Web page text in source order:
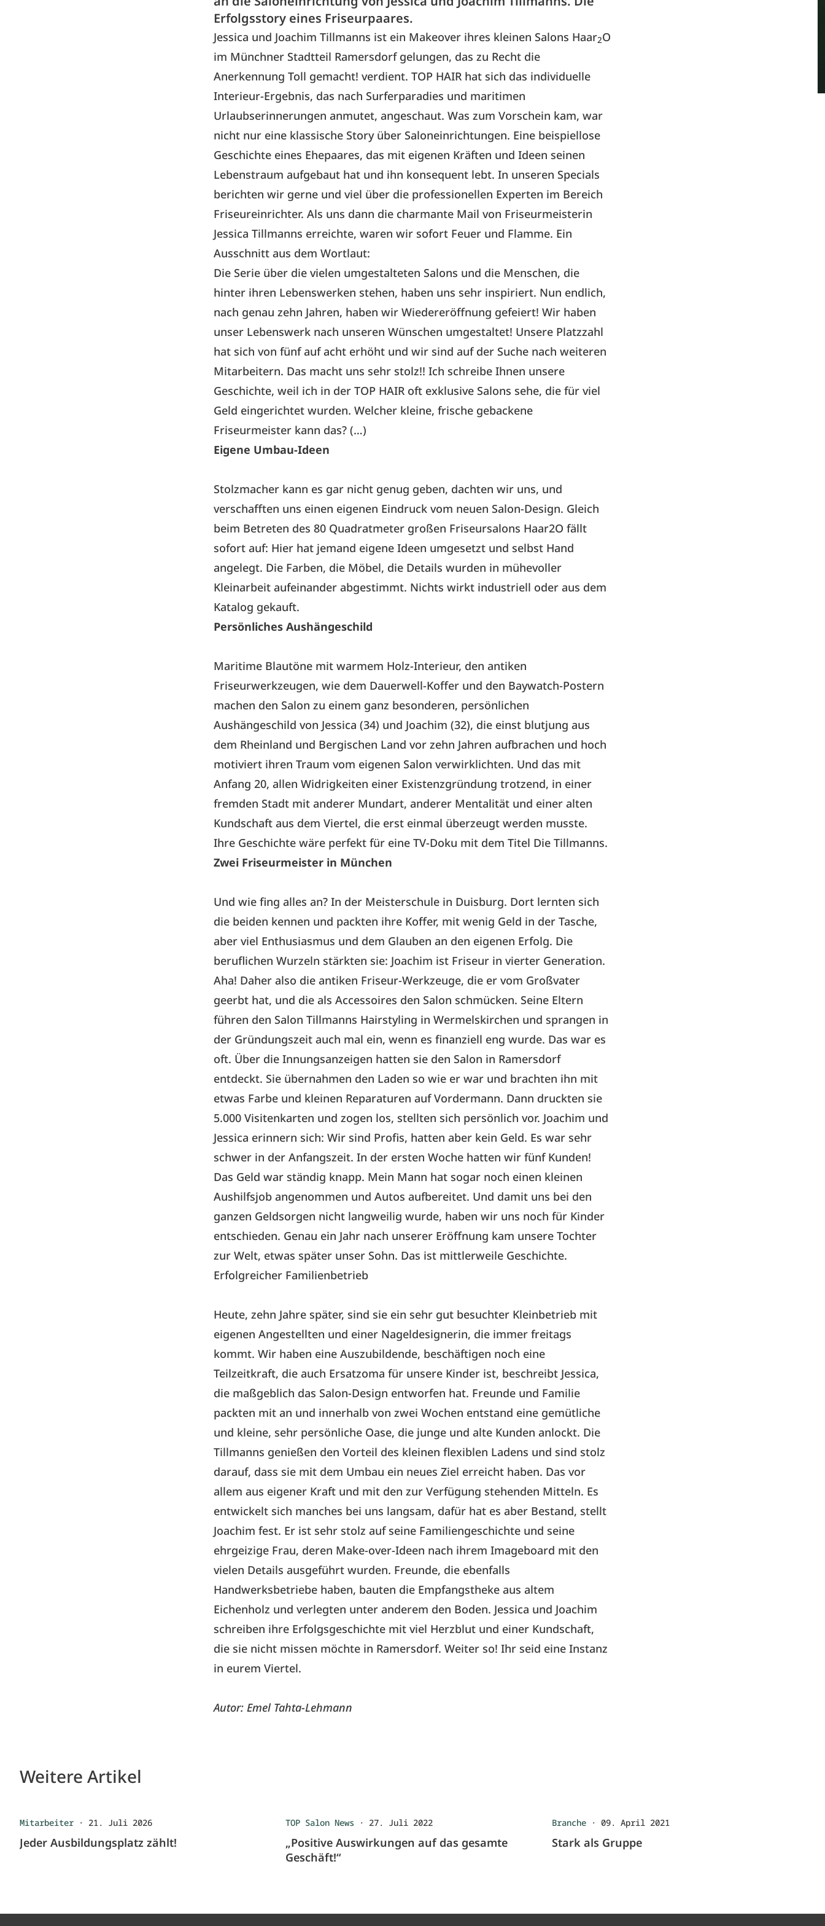
Erfolgsstory eines Friseurpaares.
Jessica und Joachim Tillmanns ist ein Makeover ihres kleinen Salons Haar2O
im Münchner Stadtteil Ramersdorf gelungen, das zu Recht die
Anerkennung Toll gemacht! verdient. TOP HAIR hat sich das individuelle
Interieur-Ergebnis, das nach Surferparadies und maritimen
Urlaubserinnerungen anmutet, angeschaut. Was zum Vorschein kam, war
nicht nur eine klassische Story über Saloneinrichtungen. Eine beispiellose
Geschichte eines Ehepaares, das mit eigenen Kräften und Ideen seinen
Lebenstraum aufgebaut hat und ihn konsequent lebt. In unseren Specials
berichten wir gerne und viel über die professionellen Experten im Bereich
Friseureinrichter. Als uns dann die charmante Mail von Friseurmeisterin
Jessica Tillmanns erreichte, waren wir sofort Feuer und Flamme. Ein
Ausschnitt aus dem Wortlaut:
Die Serie über die vielen umgestalteten Salons und die Menschen, die
hinter ihren Lebenswerken stehen, haben uns sehr inspiriert. Nun endlich,
nach genau zehn Jahren, haben wir Wiedereröffnung gefeiert! Wir haben
unser Lebenswerk nach unseren Wünschen umgestaltet! Unsere Platzzahl
hat sich von fünf auf acht erhöht und wir sind auf der Suche nach weiteren
Mitarbeitern. Das macht uns sehr stolz!! Ich schreibe Ihnen unsere
Geschichte, weil ich in der TOP HAIR oft exklusive Salons sehe, die für viel
Geld eingerichtet wurden. Welcher kleine, frische gebackene
Friseurmeister kann das? (…)
Eigene Umbau-Ideen
Stolzmacher kann es gar nicht genug geben, dachten wir uns, und
verschafften uns einen eigenen Eindruck vom neuen Salon-Design. Gleich
beim Betreten des 80 Quadratmeter großen Friseursalons Haar2O fällt
sofort auf: Hier hat jemand eigene Ideen umgesetzt und selbst Hand
angelegt. Die Farben, die Möbel, die Details wurden in mühevoller
Kleinarbeit aufeinander abgestimmt. Nichts wirkt indus­triell oder aus dem
Katalog gekauft.
Persönliches Aushängeschild
Maritime Blautöne mit warmem Holz-Interieur, den antiken
Friseurwerkzeugen, wie dem Dauerwell-Koffer und den Baywatch-Postern
machen den Salon zu einem ganz besonderen, persönlichen
Aushängeschild von Jessica (34) und Joachim (32), die einst blutjung aus
dem Rheinland und Bergischen Land vor zehn Jahren aufbrachen und hoch
motiviert ihren Traum vom eigenen Salon verwirklichten. Und das mit
Anfang 20, allen Widrigkeiten einer Existenzgründung trotzend, in einer
fremden Stadt mit anderer Mundart, anderer Mentalität und einer alten
Kundschaft aus dem Viertel, die erst einmal überzeugt werden musste.
Ihre Geschichte wäre perfekt für eine TV-Doku mit dem Titel Die Tillmanns.
Zwei Friseurmeister in München
Und wie fing alles an? In der Meisterschule in Duisburg. Dort lernten sich
die beiden kennen und packten ihre Koffer, mit wenig Geld in der Tasche,
aber viel Enthusiasmus und dem Glauben an den eigenen Erfolg. Die
beruflichen Wurzeln stärkten sie: Joachim ist Friseur in vierter Generation.
Aha! Daher also die antiken Friseur-Werkzeuge, die er vom Großvater
geerbt hat, und die als Accessoires den Salon schmücken. Seine Eltern
führen den Salon Tillmanns Hairstyling in Wermelskirchen und sprangen in
der Gründungszeit auch mal ein, wenn es finanziell eng wurde. Das war es
oft. Über die Innungsanzeigen hatten sie den Salon in Ramersdorf
entdeckt. Sie übernahmen den Laden so wie er war und brachten ihn mit
etwas Farbe und kleinen Reparaturen auf Vordermann. Dann druckten sie
5.000 Visitenkarten und zogen los, stellten sich persönlich vor. Joachim und
Jessica erinnern sich: Wir sind Profis, hatten aber kein Geld. Es war sehr
schwer in der Anfangszeit. In der ersten Woche hatten wir fünf Kunden!
Das Geld war ständig knapp. Mein Mann hat sogar noch einen kleinen
Aushilfsjob angenommen und Autos aufbereitet. Und damit uns bei den
ganzen Geldsorgen nicht langweilig wurde, haben wir uns noch für Kinder
entschieden. Genau ein Jahr nach unserer Eröffnung kam unsere Tochter
zur Welt, etwas später unser Sohn. Das ist mittlerweile Geschichte.
Erfolgreicher Familienbetrieb
Heute, zehn Jahre später, sind sie ein sehr gut besuchter Kleinbetrieb mit
eigenen Angestellten und einer Nageldesignerin, die immer freitags
kommt. Wir haben eine Auszubildende, beschäftigen noch eine
Teilzeitkraft, die auch Ersatzoma für unsere Kinder ist, beschreibt Jessica,
die maßgeblich das Salon-Design entworfen hat. Freunde und Familie
packten mit an und innerhalb von zwei Wochen entstand eine gemütliche
und kleine, sehr persönliche Oase, die junge und alte Kunden anlockt. Die
Tillmanns genießen den Vorteil des kleinen flexiblen Ladens und sind stolz
darauf, dass sie mit dem Umbau ein neues Ziel erreicht haben. Das vor
allem aus eigener Kraft und mit den zur Verfügung stehenden Mitteln. Es
entwickelt sich manches bei uns langsam, dafür hat es aber Bestand, stellt
Joachim fest. Er ist sehr stolz auf seine Familiengeschichte und seine
ehrgeizige Frau, deren Make-over-Ideen nach ihrem Imageboard mit den
vielen Details ausgeführt wurden. Freunde, die ebenfalls
Handwerksbetriebe haben, bauten die Empfangstheke aus altem
Eichenholz und verlegten unter anderem den Boden. Jessica und Joachim
schreiben ihre Erfolgsgeschichte mit viel Herzblut und einer Kundschaft,
die sie nicht missen möchte in Ramersdorf. Weiter so! Ihr seid eine Instanz
in eurem Viertel.
Autor: Emel Tahta-Lehmann
Weitere Artikel
Mitarbeiter · 21. Juli 2026
Jeder Ausbildungsplatz zählt!
TOP Salon News · 27. Juli 2022
„Positive Auswirkungen auf das gesamte
Geschäft!“
Branche· 09. April 2021
Stark als Gruppe